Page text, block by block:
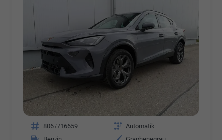
Fahrzeugnr. 8067716659 Getriebe Automatik